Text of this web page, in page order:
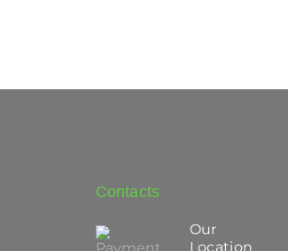
Contacts
Our
Location